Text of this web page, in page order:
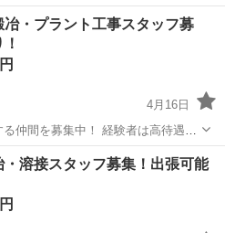
各種システム...
場
冶・プラント工事スタッフ募
4月16日
仲間を募集中！ 経験者は高待遇！
夜の食事付きだから、出張でも安心
職 未経験
・溶接スタッフ募集！出張可能